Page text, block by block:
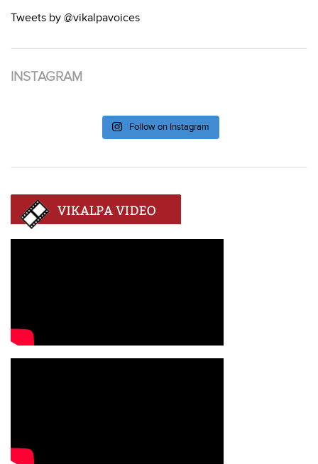
Tweets by @vikalpavoices
INSTAGRAM
Follow on Instagram